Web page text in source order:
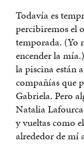
Todavía es
percibiremos el
temporada. (Yo
encender la
la piscina están
compañías que
Gabriela. Pero
Natalia
y vueltas como
alrededor de mí